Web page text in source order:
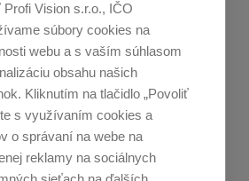
Vision s.r.o., IČO
súbory cookies na
webu a s vaším súhlasom
obsahu našich
Kliknutím na tlačidlo „Povoliť
s využívaním cookies a
o správaní na webe na
reklamy na sociálnych
predstavujeme